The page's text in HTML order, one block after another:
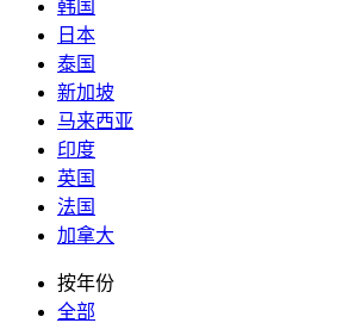
韩国
日本
泰国
新加坡
马来西亚
印度
英国
法国
加拿大
按年份
全部